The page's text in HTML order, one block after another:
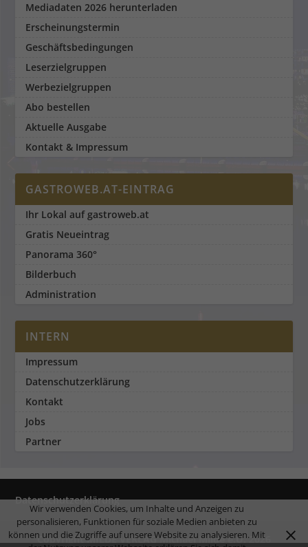
Mediadaten 2026 herunterladen
Erscheinungstermin
Geschäftsbedingungen
Leserzielgruppen
Werbezielgruppen
Abo bestellen
Aktuelle Ausgabe
Kontakt & Impressum
GASTROWEB.AT-EINTRAG
Ihr Lokal auf gastroweb.at
Gratis Neueintrag
Panorama 360°
Bilderbuch
Administration
INTERN
Impressum
Datenschutzerklärung
Kontakt
Jobs
Partner
Datenschutzerklärung
Copyright MILDE VERLAG Michael Milde e.U. 2026
Wir verwenden Cookies, um Inhalte und Anzeigen zu
personalisieren, Funktionen für soziale Medien anbieten zu
können und die Zugriffe auf unsere Website zu analysieren. Mit